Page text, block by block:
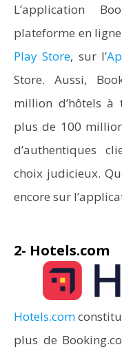
L’application
plateforme en
Play Store, sur l’
Store. Aussi,
million d’hôtels à
plus de 100
d’authentiques
choix judicieux.
encore sur
2- Hotels.com
Hotels.com
plus de